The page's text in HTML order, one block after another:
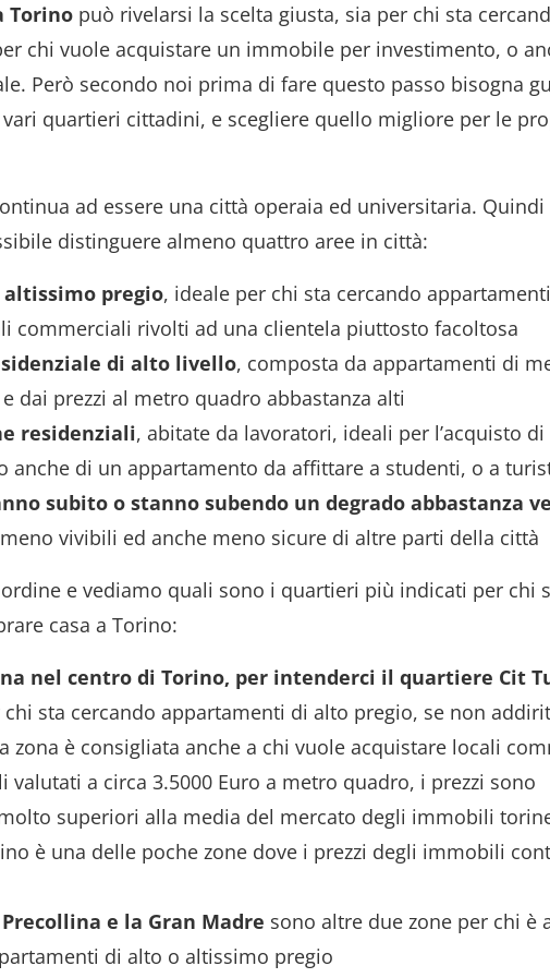
Torino può rivelarsi la scelta giusta, sia per chi sta
chi vuole acquistare un immobile per investimento, o
Però secondo noi prima di fare questo passo bisogna
quartieri cittadini, e scegliere quello migliore per le
ad essere una città operaia ed universitaria.
distinguere almeno quattro aree in città:
altissimo pregio, ideale per chi sta cercando
commerciali rivolti ad una clientela piuttosto facoltosa
di alto livello, composta da appartamenti di
dai prezzi al metro quadro abbastanza alti
residenziali, abitate da lavoratori, ideali per l’acquisto di
anche di un appartamento da affittare a studenti, o a
subito o stanno subendo un degrado abbastanza
vivibili ed anche meno sicure di altre parti della città
e vediamo quali sono i quartieri più indicati per chi
casa a Torino:
nel centro di Torino, per intenderci il quartiere Cit
sta cercando appartamenti di alto pregio, se non
zona è consigliata anche a chi vuole acquistare locali
valutati a circa 3.5000 Euro a metro quadro, i prezzi sono
superiori alla media del mercato degli immobili
è una delle poche zone dove i prezzi degli immobili
e la Gran Madre sono altre due zone per chi è
di alto o altissimo pregio